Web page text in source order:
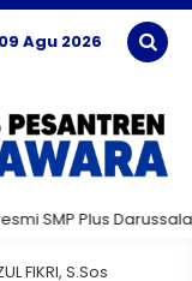
Agu 2026
SMP Plus
FIKRI, S.Sos